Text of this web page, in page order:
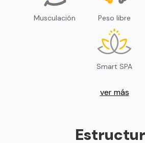
Musculación Peso libre
Smart SPA
ver más